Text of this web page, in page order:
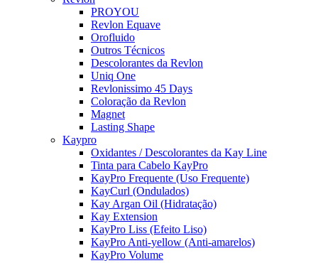
PROYOU
Revlon Equave
Orofluido
Outros Técnicos
Descolorantes da Revlon
Uniq One
Revlonissimo 45 Days
Coloração da Revlon
Magnet
Lasting Shape
Kaypro
Oxidantes / Descolorantes da Kay Line
Tinta para Cabelo KayPro
KayPro Frequente (Uso Frequente)
KayCurl (Ondulados)
Kay Argan Oil (Hidratação)
Kay Extension
KayPro Liss (Efeito Liso)
KayPro Anti-yellow (Anti-amarelos)
KayPro Volume